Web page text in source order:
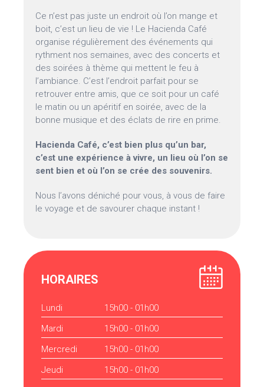
Ce n’est pas juste un endroit où l’on mange et
boit, c’est un lieu de vie ! Le Hacienda Café
organise régulièrement des événements qui
rythment nos semaines, avec des concerts et
des soirées à thème qui mettent le feu à
l’ambiance. C’est l’endroit parfait pour se
retrouver entre amis, que ce soit pour un café
le matin ou un apéritif en soirée, avec de la
bonne musique et des éclats de rire en prime.
Hacienda Café, c’est bien plus qu’un bar,
c’est une expérience à vivre, un lieu où l’on se
sent bien et où l’on se crée des souvenirs.
Nous l’avons déniché pour vous, à vous de faire
le voyage et de savourer chaque instant !
HORAIRES
Lundi
15h00 - 01h00
Mardi
15h00 - 01h00
Mercredi
15h00 - 01h00
Jeudi
15h00 - 01h00